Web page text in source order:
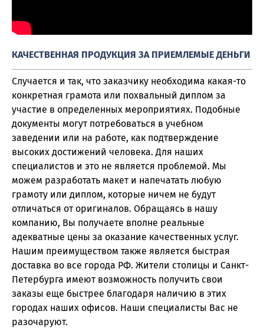
КАЧЕСТВЕННАЯ ПРОДУКЦИЯ ЗА ПРИЕМЛЕМЫЕ ДЕНЬГИ
Случается и так, что заказчику необходима какая-то
конкретная грамота или похвальный диплом за
участие в определенных мероприятиях. Подобные
документы могут потребоваться в учебном
заведении или на работе, как подтверждение
высоких достижений человека. Для наших
специалистов и это не является проблемой. Мы
можем разработать макет и напечатать любую
грамоту или диплом, которые ничем не будут
отличаться от оригиналов. Обращаясь в нашу
компанию, Вы получаете вполне реальные
адекватные цены за оказание качественных услуг.
Нашим преимуществом также является быстрая
доставка во все города РФ. Жители столицы и Санкт-
Петербурга имеют возможность получить свои
заказы еще быстрее благодаря наличию в этих
городах наших офисов. Наши специалисты Вас не
разочаруют.